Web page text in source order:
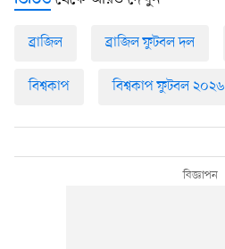
ব্রাজিল ব্রাজিল ফুটবল দল
বিশ্বকাপ বিশ্বকাপ ফুটবল ২০২৬